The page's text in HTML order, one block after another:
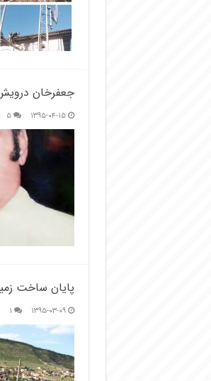
جعفرخان
۱۳۹۵-۰۴-۱۵ ۵
پایان ساخت
۱۳۹۵-۰۳-۰۹ ۱